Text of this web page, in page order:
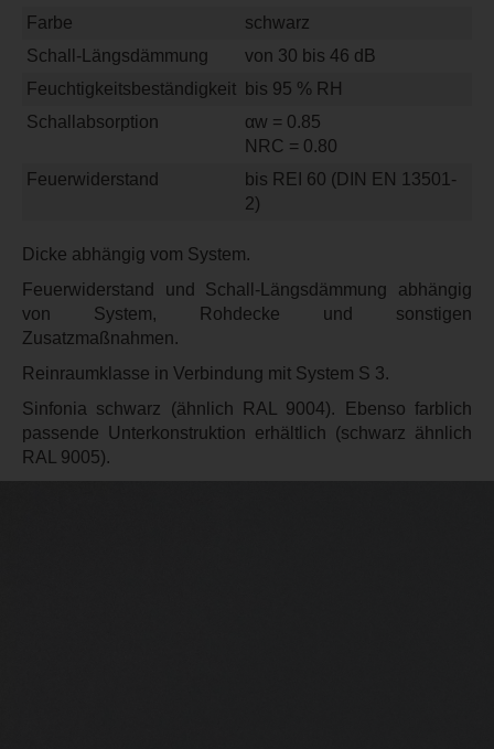
Farbe
schwarz
Schall-Längsdämmung
von 30 bis 46 dB
Feuchtigkeitsbeständigkeit
bis 95 % RH
Schallabsorption
αw = 0.85
NRC = 0.80
Feuerwiderstand
bis REI 60 (DIN EN 13501-
2)
Dicke abhängig vom System.
Feuerwiderstand und Schall-Längsdämmung abhängig
von System, Rohdecke und sonstigen
Zusatzmaßnahmen.
Reinraumklasse in Verbindung mit System S 3.
Sinfonia schwarz (ähnlich RAL 9004). Ebenso farblich
passende Unterkonstruktion erhältlich (schwarz ähnlich
RAL 9005).